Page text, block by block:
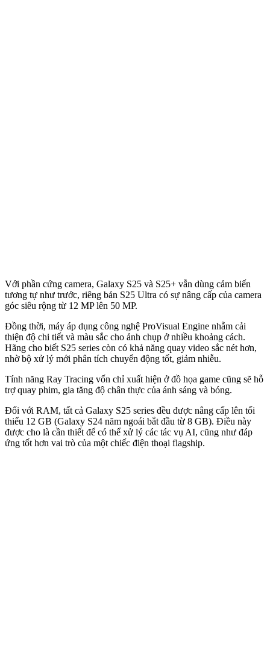
Với phần cứng camera, Galaxy S25 và S25+ vẫn dùng cảm biến
tương tự như trước, riêng bản S25 Ultra có sự nâng cấp của camera
góc siêu rộng từ 12 MP lên 50 MP.
Đồng thời, máy áp dụng công nghệ ProVisual Engine nhằm cải
thiện độ chi tiết và màu sắc cho ảnh chụp ở nhiều khoảng cách.
Hãng cho biết S25 series còn có khả năng quay video sắc nét hơn,
nhờ bộ xử lý mới phân tích chuyển động tốt, giảm nhiễu.
Tính năng Ray Tracing vốn chỉ xuất hiện ở đồ họa game cũng sẽ hỗ
trợ quay phim, gia tăng độ chân thực của ánh sáng và bóng.
Đối với RAM, tất cả Galaxy S25 series đều được nâng cấp lên tối
thiểu 12 GB (Galaxy S24 năm ngoái bắt đầu từ 8 GB). Điều này
được cho là cần thiết để có thể xử lý các tác vụ AI, cũng như đáp
ứng tốt hơn vai trò của một chiếc điện thoại flagship.